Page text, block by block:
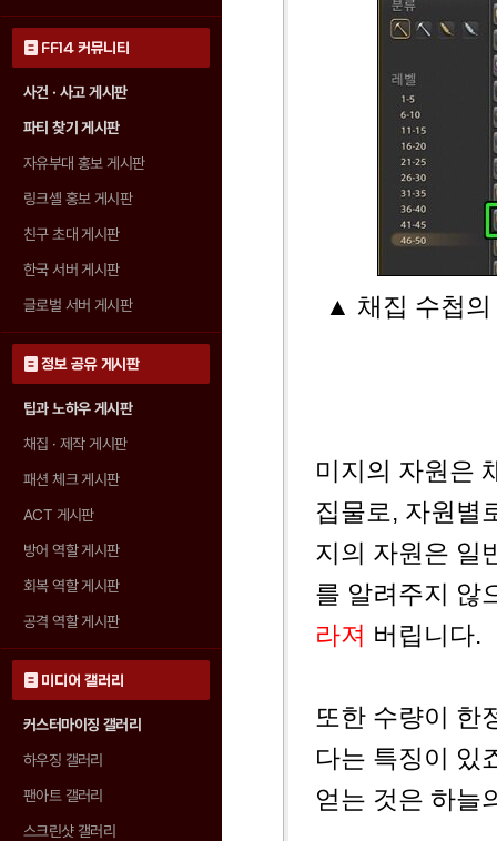
FF14 커뮤니티
사건 · 사고 게시판
파티 찾기 게시판
자유부대 홍보 게시판
링크셸 홍보 게시판
친구 초대 게시판
한국 서버 게시판
글로벌 서버 게시판
정보 공유 게시판
팁과 노하우 게시판
채집 · 제작 게시판
패션 체크 게시판
ACT 게시판
방어 역할 게시판
회복 역할 게시판
공격 역할 게시판
미디어 갤러리
커스터마이징 갤러리
하우징 갤러리
팬아트 갤러리
스크린샷 갤러리
▲ 채집 수첩
미지의 자원은
집물로, 자원별
지의 자원은 일
를 알려주지 않
라져 버립니다.
또한 수량이 한
다는 특징이 있
얻는 것은 하늘